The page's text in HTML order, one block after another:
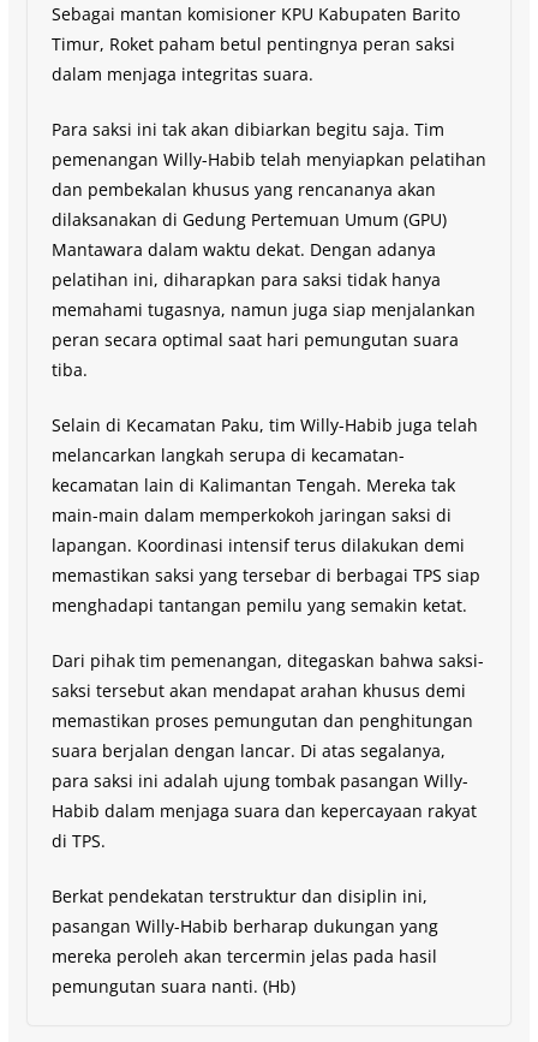
Sebagai mantan komisioner KPU Kabupaten Barito
Timur, Roket paham betul pentingnya peran saksi
dalam menjaga integritas suara.
Para saksi ini tak akan dibiarkan begitu saja. Tim
pemenangan Willy-Habib telah menyiapkan pelatihan
dan pembekalan khusus yang rencananya akan
dilaksanakan di Gedung Pertemuan Umum (GPU)
Mantawara dalam waktu dekat. Dengan adanya
pelatihan ini, diharapkan para saksi tidak hanya
memahami tugasnya, namun juga siap menjalankan
peran secara optimal saat hari pemungutan suara
tiba.
Selain di Kecamatan Paku, tim Willy-Habib juga telah
melancarkan langkah serupa di kecamatan-
kecamatan lain di Kalimantan Tengah. Mereka tak
main-main dalam memperkokoh jaringan saksi di
lapangan. Koordinasi intensif terus dilakukan demi
memastikan saksi yang tersebar di berbagai TPS siap
menghadapi tantangan pemilu yang semakin ketat.
Dari pihak tim pemenangan, ditegaskan bahwa saksi-
saksi tersebut akan mendapat arahan khusus demi
memastikan proses pemungutan dan penghitungan
suara berjalan dengan lancar. Di atas segalanya,
para saksi ini adalah ujung tombak pasangan Willy-
Habib dalam menjaga suara dan kepercayaan rakyat
di TPS.
Berkat pendekatan terstruktur dan disiplin ini,
pasangan Willy-Habib berharap dukungan yang
mereka peroleh akan tercermin jelas pada hasil
pemungutan suara nanti. (Hb)